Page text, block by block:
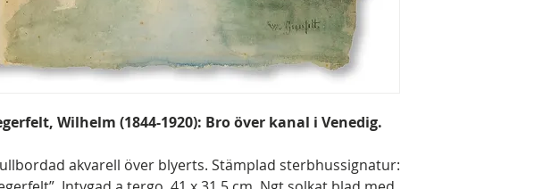
Wilhelm (1844-1920): Bro över kanal i Venedig.
akvarell över blyerts. Stämplad sterbhussignatur: